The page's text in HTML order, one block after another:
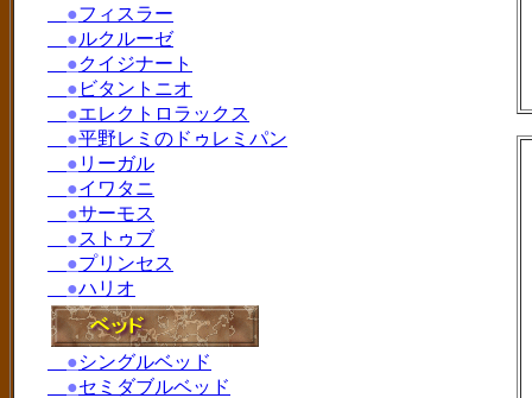
●フィスラー
●ルクルーゼ
●クイジナート
● ビタントニオ
●エレクトロラックス
●平野レミのドゥレミパン
● リーガル
●イワタニ
●サーモス
●ストゥブ
●プリンセス
●ハリオ
●シングルベッド
●セミダブルベッド